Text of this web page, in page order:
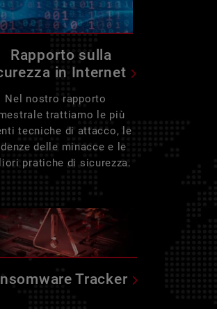
Rapporto sulla
in Internet
Nel nostro rapporto
trattiamo le più
tecniche di attacco, le
delle minacce e le
pratiche di sicurezza.
Tracker